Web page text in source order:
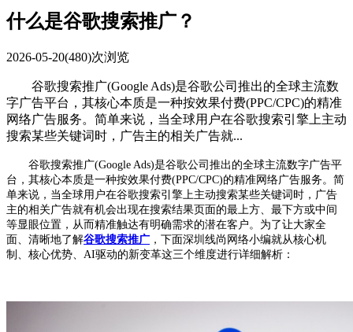
什么是谷歌搜索推广？
2026-05-20(480)次浏览
谷歌搜索推广(Google Ads)是谷歌公司推出的全球主流数
字广告平台，其核心本质是一种按效果付费(PPC/CPC)的精准
网络广告服务。简单来说，当全球用户在谷歌搜索引擎上主动
搜索某些关键词时，广告主的相关广告就...
谷歌搜索推广(Google Ads)是谷歌公司推出的全球主流数字广告平
台，其核心本质是一种按效果付费(PPC/CPC)的精准网络广告服务。简
单来说，当全球用户在谷歌搜索引擎上主动搜索某些关键词时，广告
主的相关广告就有机会出现在搜索结果页面的最上方、最下方或中间
等显眼位置，从而精准触达有明确需求的潜在客户。为了让大家全
面、清晰地了解谷歌搜索推广 ，下面深圳线尚网络小编就从核心机
制、核心优势、AI驱动的新变革这三个维度进行详细解析：